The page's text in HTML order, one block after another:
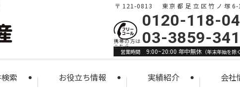
索 お役立ち情報 実績紹介 会社
〒121-0813 東京都足立区竹ノ塚6-
0120-118-
03-3859-
営業時間9:00~20:00 年中無休（年末年始を除く